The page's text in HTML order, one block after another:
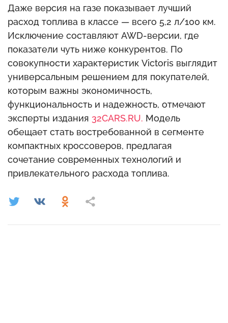
Даже версия на газе показывает лучший
расход топлива в классе — всего 5,2 л/100 км.
Исключение составляют AWD-версии, где
показатели чуть ниже конкурентов. По
совокупности характеристик Victoris выглядит
универсальным решением для покупателей,
которым важны экономичность,
функциональность и надежность, отмечают
эксперты издания 32CARS.RU. Модель
обещает стать востребованной в сегменте
компактных кроссоверов, предлагая
сочетание современных технологий и
привлекательного расхода топлива.